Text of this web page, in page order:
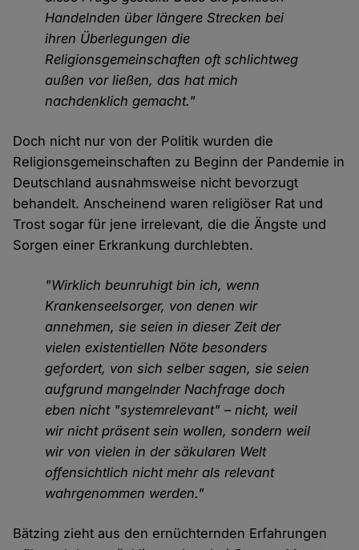
Handelnden über längere Strecken bei
ihren Überlegungen die
Religionsgemeinschaften oft schlichtweg
außen vor ließen, das hat mich
nachdenklich gemacht."
Doch nicht nur von der Politik wurden die
Religionsgemeinschaften zu Beginn der Pandemie in
Deutschland ausnahmsweise nicht bevorzugt
behandelt. Anscheinend waren religiöser Rat und
Trost sogar für jene irrelevant, die die Ängste und
Sorgen einer Erkrankung durchlebten.
"Wirklich beunruhigt bin ich, wenn
Krankenseelsorger, von denen wir
annehmen, sie seien in dieser Zeit der
vielen existentiellen Nöte besonders
gefordert, von sich selber sagen, sie seien
aufgrund mangelnder Nachfrage doch
eben nicht "systemrelevant" – nicht, weil
wir nicht präsent sein wollen, sondern weil
wir von vielen in der säkularen Welt
offensichtlich nicht mehr als relevant
wahrgenommen werden."
Bätzing zieht aus den ernüchternden Erfahrungen